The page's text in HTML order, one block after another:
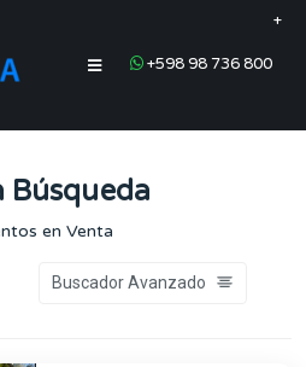
+598 98 736 800
+
Búsqueda
en Venta
Buscador Avanzado